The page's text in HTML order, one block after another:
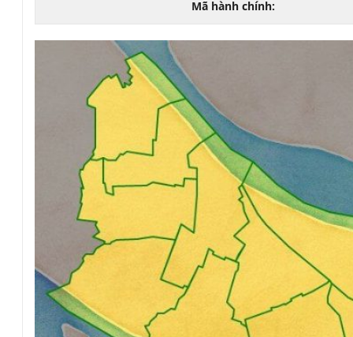
Mã hành chính: